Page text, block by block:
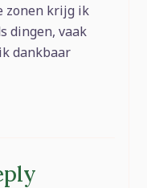
zonen krijg ik
dingen, vaak
dankbaar